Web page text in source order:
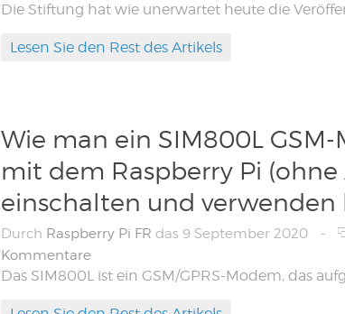
Lesen Sie den Rest des Artikels
Wie man ein SIM800L GSM-
mit dem Raspberry Pi (ohne
einschalten und verwenden
Durch Raspberry Pi FR das 9 September 2020 -
Kommentare